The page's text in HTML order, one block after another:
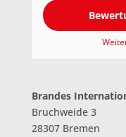
Brandes
Bruchweide 3
28307 Bremen